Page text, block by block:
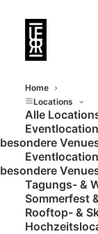
Home
Locations
Alle
besondere
besondere
Tagungs- &
Sommerfest
Rooftop- &